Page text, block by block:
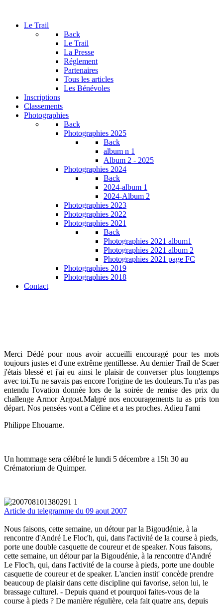
Le Trail
Back
Le Trail
La Presse
Réglement
Partenaires
Tous les articles
Les Bénévoles
Inscriptions
Classements
Photographies
Back
Photographies 2025
Back
album n 1
Album 2 - 2025
Photographies 2024
Back
2024-album 1
2024-Album 2
Photographies 2023
Photographies 2022
Photographies 2021
Back
Photographies 2021 album1
Photographies 2021 album 2
Photographies 2021 page FC
Photographies 2019
Photographies 2018
Contact
Merci Dédé pour nous avoir accueilli encouragé pour tes mots
toujours justes et d'une extrême gentillesse. Au dernier Trail de Scaer
j'étais blessé et j'ai eu ainsi le plaisir de converser plus longtemps
avec toi.Tu ne savais pas encore l'origine de tes douleurs.Tu n'as pas
entendu l'ovation donnée lors de la soirée de remise des prix du
challenge Armor Argoat.Malgré nos encouragements tu as pris ton
départ. Nos pensées vont a Céline et a tes proches. Adieu l'ami
Philippe Ehouarne.
Un hommage sera célébré le lundi 5 décembre a 15h 30 au
Crématorium de Quimper.
Article du telegramme du 09 aout 2007
Nous faisons, cette semaine, un détour par la Bigoudénie, à la
rencontre d'André Le Floc'h, qui, dans l'activité de la course à pieds,
porte une double casquette de coureur et de speaker. Nous faisons,
cette semaine, un détour par la Bigoudénie, à la rencontre d'André
Le Floc'h, qui, dans l'activité de la course à pieds, porte une double
casquette de coureur et de speaker. L'ancien instit' concède prendre
beaucoup de plaisir dans cette discipline qui favorise, selon lui, le
brassage culturel. - Depuis quand et pourquoi faites-vous de la
course à pieds ? De manière régulière, cela fait quatre ans, depuis